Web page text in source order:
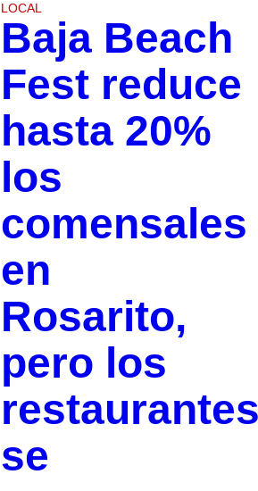
LOCAL
Baja Beach
Fest reduce
hasta 20%
los
comensales
en
Rosarito,
pero los
se